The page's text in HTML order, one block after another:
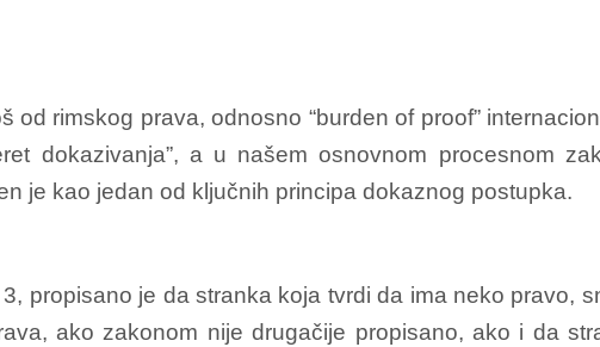
od rimskog prava, odnosno “burden of proof”
dokazivanja”, a u našem osnovnom procesnom
je kao jedan od ključnih principa dokaznog postupka.
propisano je da stranka koja tvrdi da ima neko pravo,
ako zakonom nije drugačije propisano, ako i da